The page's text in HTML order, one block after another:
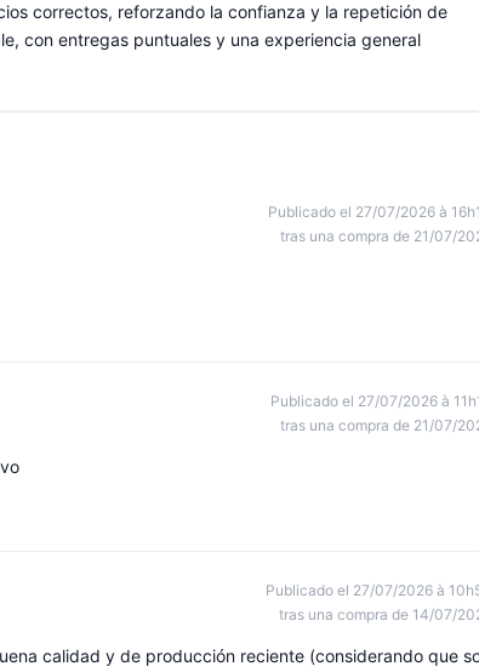
correctos, reforzando la confianza y la repetición de
con entregas puntuales y una experiencia general
Publicado el 27/07/2026 à
tras una compra de 21/07/
Publicado el 27/07/2026 à
tras una compra de 21/07/
Publicado el 27/07/2026 à
tras una compra de 14/07/
calidad y de producción reciente (considerando que